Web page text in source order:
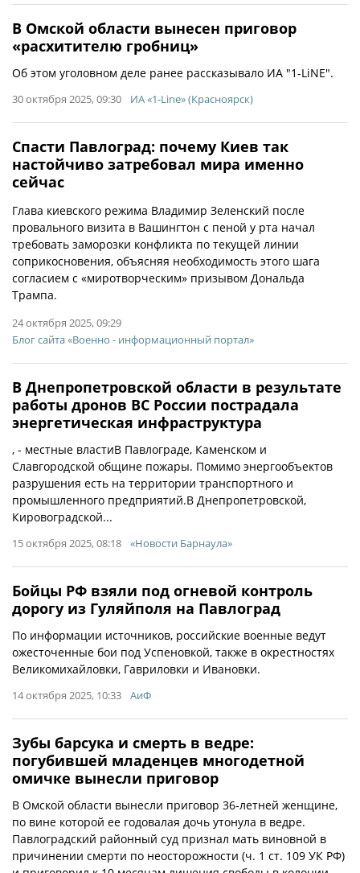
В Омской области вынесен приговор
«расхитителю гробниц»
Об этом уголовном деле ранее рассказывало ИА "1-LiNE".
30 октября 2025, 09:30 ИА «1-Line» (Красноярск)
Спасти Павлоград: почему Киев так
настойчиво затребовал мира именно
сейчас
Глава киевского режима Владимир Зеленский после
провального визита в Вашингтон с пеной у рта начал
требовать заморозки конфликта по текущей линии
соприкосновения, объясняя необходимость этого шага
согласием с «миротворческим» призывом Дональда
Трампа.
24 октября 2025, 09:29
Блог сайта «Военно - информационный портал»
В Днепропетровской области в результате
работы дронов ВС России пострадала
энергетическая инфраструктура
, - местные властиВ Павлограде, Каменском и
Славгородской общине пожары. Помимо энергообъектов
разрушения есть на территории транспортного и
промышленного предприятий.В Днепропетровской,
Кировоградской...
15 октября 2025, 08:18 «Новости Барнаула»
Бойцы РФ взяли под огневой контроль
дорогу из Гуляйполя на Павлоград
По информации источников, российские военные ведут
ожесточенные бои под Успеновкой, также в окрестностях
Великомихайловки, Гавриловки и Ивановки.
14 октября 2025, 10:33 АиФ
Зубы барсука и смерть в ведре:
погубившей младенцев многодетной
омичке вынесли приговор
В Омской области вынесли приговор 36-летней женщине,
по вине которой ее годовалая дочь утонула в ведре.
Павлоградский районный суд признал мать виновной в
причинении смерти по неосторожности (ч. 1 ст. 109 УК РФ)